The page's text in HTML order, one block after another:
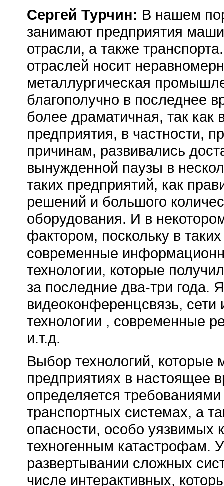
Сергей Турчин: В нашем
занимают предприятия
отрасли, а также
отраслей носит
металлургическая
благополучно в последнее
более драматичная, так
предприятия, в частности,
причинам, развивались
вынужденной паузы в
таких предприятий, как
решений и большого
оборудования. И в
фактором, поскольку в
современные
технологии, которые
за последние два-три года.
видеоконференцсвязь,
технологии , современные
и.т.д.
Выбор технологий,
предприятиях в настоящее
определяется
транспортных системах, а
опасности, особо уязвимых
техногенным катастрофам. У
развертывании сложных
числе интерактивных,